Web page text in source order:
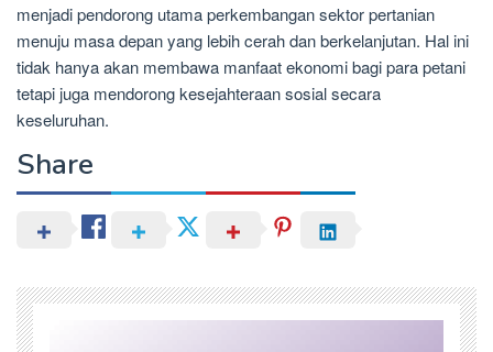
menjadi pendorong utama perkembangan sektor pertanian
menuju masa depan yang lebih cerah dan berkelanjutan. Hal ini
tidak hanya akan membawa manfaat ekonomi bagi para petani
tetapi juga mendorong kesejahteraan sosial secara
keseluruhan.
Share